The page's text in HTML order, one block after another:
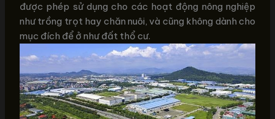
được phép sử dụng cho các hoạt động nông nghiệp
như trồng trọt hay chăn nuôi, và cũng không dành cho
mục đích để ở như đất thổ cư.